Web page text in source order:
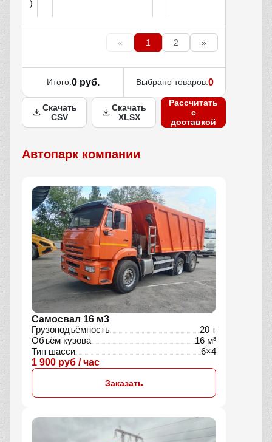
)
« 1 2 »
Итого:0 руб. Выбрано товаров:0
Скачать
CSV
Скачать
XLSX
Рассчитать
с
доставкой
Автопарк компании
Самосвал 16 м3
Грузоподъёмность
20 т
Объём кузова
16 м³
Тип шасси
6×4
1 900 руб / час
Заказать